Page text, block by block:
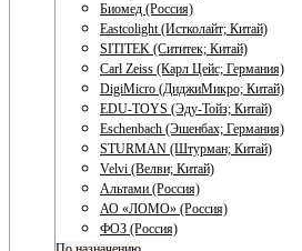
Биомед (Россия)
Eastcolight (Истколайт; Китай)
SITITEK (Сититек; Китай)
Carl Zeiss (Карл Цейс; Германия)
DigiMicro (ДиджиМикро; Китай)
EDU-TOYS (Эду-Тойз; Китай)
Eschenbach (Эшенбах; Германия)
STURMAN (Штурман; Китай)
Velvi (Велви; Китай)
Альтами (Россия)
АО «ЛОМО» (Россия)
ФОЗ (Россия)